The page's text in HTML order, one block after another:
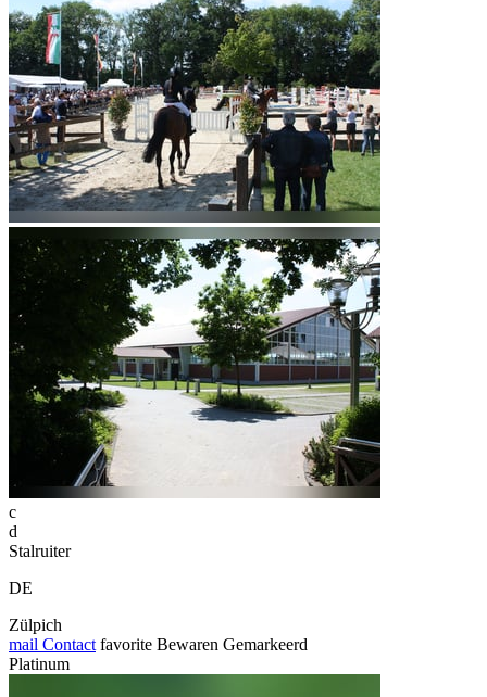
c
d
Stalruiter
DE
Zülpich
mail Contact favorite Bewaren Gemarkeerd
Platinum